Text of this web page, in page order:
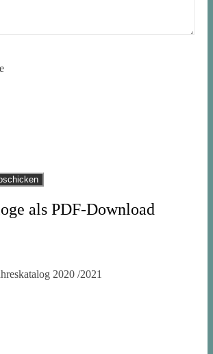
als PDF-Download
2020 /2021